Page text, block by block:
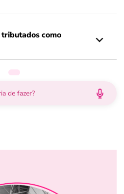
tributados como